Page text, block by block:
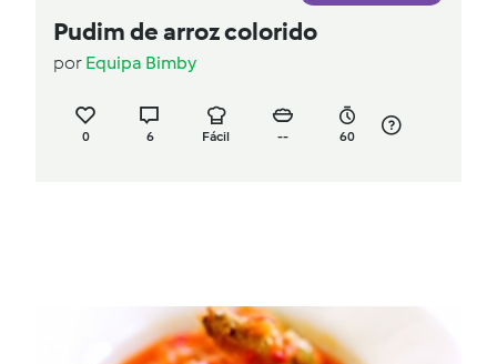
Pudim de arroz colorido
por Equipa Bimby
0 6 Fácil -- 60